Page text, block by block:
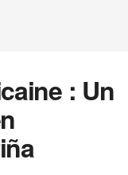
: Un